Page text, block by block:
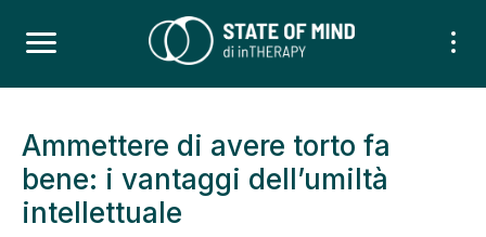
Ammettere di avere torto fa
bene: i vantaggi dell’umiltà
intellettuale